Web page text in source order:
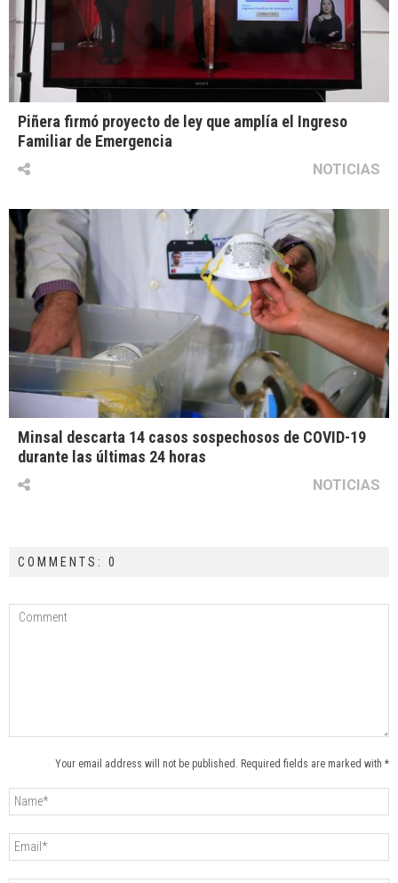
Piñera firmó proyecto de ley que amplía el Ingreso
Familiar de Emergencia
NOTICIAS
Minsal descarta 14 casos sospechosos de COVID-19
durante las últimas 24 horas
NOTICIAS
COMMENTS: 0
Your email address will not be published. Required fields are marked with *